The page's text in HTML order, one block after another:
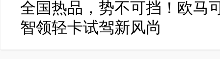
全国热品，势不可挡！欧马
智领轻卡试驾新风尚